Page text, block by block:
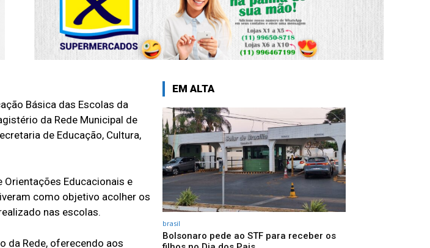
Básica das Escolas da
da Rede Municipal de
de Educação, Cultura,
Educacionais e
como objetivo acolher os
nas escolas.
da Rede, oferecendo aos
EM ALTA
brasil
Bolsonaro pede ao STF para receber os